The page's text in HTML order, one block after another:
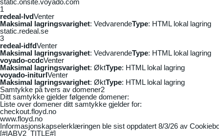
1
redeal-lvdVenter
Maksimal lagringsvarighet: VedvarendeType: HTML lokal lagring
static.redeal.se
3
redeal-idfdVenter
Maksimal lagringsvarighet: VedvarendeType: HTML lokal lagring
voyado-ccdcVenter
Maksimal lagringsvarighet: ØktType: HTML lokal lagring
voyado-initurlVenter
Maksimal lagringsvarighet: ØktType: HTML lokal lagring
Samtykke på tvers av domener2
Ditt samtykke gjelder følgende domener:
Liste over domener ditt samtykke gjelder for:
checkout.floyd.no
www.floyd.no
Informasjonskapselerklæringen ble sist oppdatert 8/3/26 av
[#IABV2_TITLE#]